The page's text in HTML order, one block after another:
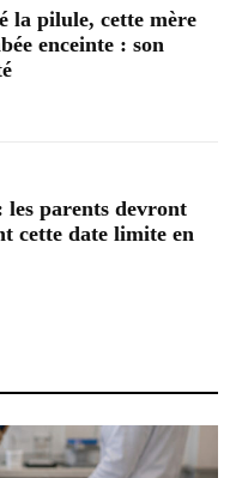
la pilule, cette mère
enceinte : son
les parents devront
cette date limite en